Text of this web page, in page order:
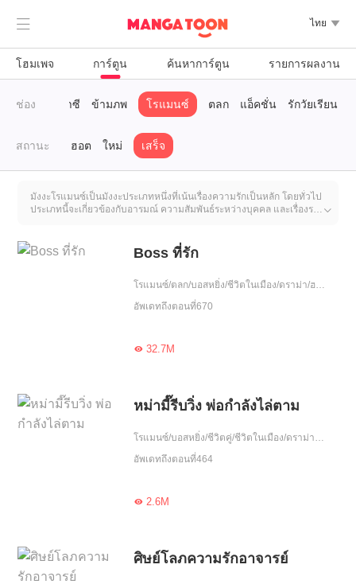
 ไทย 
โฮมเพจ การ์ตูน ค้นหาการ์ตูน รายการผลงาน
ช่อง
ราณ แฟนตาซี ข้ามภพ โรแมนซ์ ตลก แอ็คชั่น รักวัยเรียน
สถานะ ฮอต ใหม่ เสร็จ
มังงะโรแมนซ์เป็นมังงะประเภทหนึ่งที่เน้นเรื่องความรักเป็นหลัก โดยทั่วไป
ประเภทนี้จะเกี่ยวข้องกับอารมณ์ ความสัมพันธ์ระหว่างบุคคล และเรื่องราว
การเลิกรา การปรองดอง การโต้แย้ง ปฏิสัมพันธ์ และการเปลี่ยนแปลงทาง
อารมณ์เพื่อกระตุ้นอารมณ์ความรู้สึกของผู้อ่าน

Boss ที่รัก
โรแมนซ์/ตลก/บอสหยิ่ง/ชีวิตในเมือง/ดราม่า/ฮอต/รักหวานฉ่ำ/รักเศร้า/หนีพร้อมลูก/สาวหวาน/ความรัก/ขี้งอแง/เอาแต่ใจ/อดทน
อัพเดทถึงตอนที่670
32.7M
หม่ามี๊รีบวิ่ง พ่อกำลังไล่ตาม
โรแมนซ์/บอสหยิ่ง/ชีวิตคู่/ชีวิตในเมือง/ดราม่า/ฮอต/รักหวานฉ่ำ/หนีพร้อมลูก/รักคืนเดียว/วงการบันเทิง
อัพเดทถึงตอนที่464
2.6M
ศิษย์โลภความรักอาจารย์